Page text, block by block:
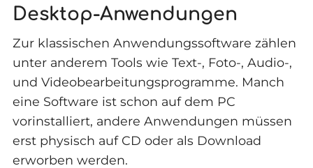
Desktop-Anwendungen
Zur klassischen Anwendungssoftware zählen
unter anderem Tools wie Text-, Foto-, Audio-,
und Videobearbeitungsprogramme. Manch
eine Software ist schon auf dem PC
vorinstalliert, andere Anwendungen müssen
erst physisch auf CD oder als Download
erworben werden.